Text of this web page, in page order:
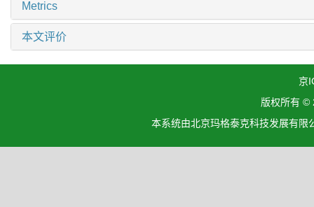
Metrics
本文评价
京
版权所有 ©
本系统由北京玛格泰克科技发展有